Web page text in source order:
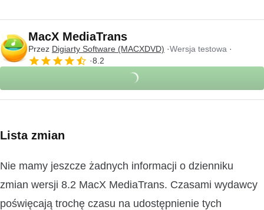
MacX MediaTrans
Przez Digiarty Software (MACXDVD)
Wersja testowa
8.2
Lista zmian
Nie mamy jeszcze żadnych informacji o dzienniku
zmian wersji 8.2 MacX MediaTrans. Czasami wydawcy
poświęcają trochę czasu na udostępnienie tych